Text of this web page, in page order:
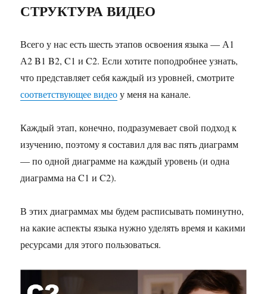
СТРУКТУРА ВИДЕО
Всего у нас есть шесть этапов освоения языка — А1
А2 B1 B2, C1 и C2. Если хотите поподробнее узнать,
что представляет себя каждый из уровней, смотрите
соответствующее видеоу меня на канале.
Каждый этап, конечно, подразумевает свой подход к
изучению, поэтому я составил для вас пять диаграмм
— по одной диаграмме на каждый уровень (и одна
диаграмма на C1 и C2).
В этих диаграммах мы будем расписывать поминутно,
на какие аспекты языка нужно уделять время и какими
ресурсами для этого пользоваться.